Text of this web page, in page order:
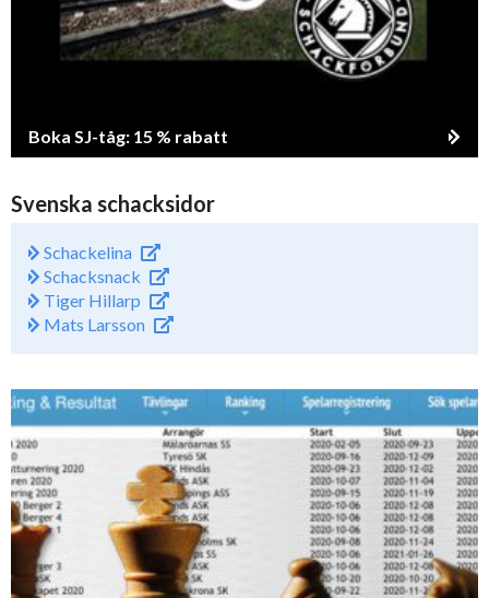
Boka SJ-tåg: 15 % rabatt
Svenska schacksidor
Schackelina
Schacksnack
Tiger Hillarp
Mats Larsson